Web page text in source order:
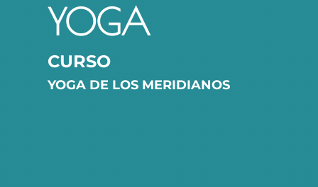
YOGA
CURSO
YOGA DE LOS MERIDIANOS